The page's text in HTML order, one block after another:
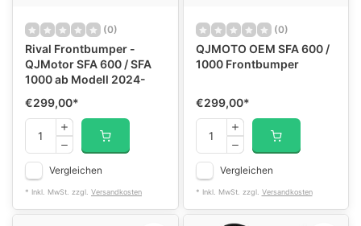
(0)
Rival Frontbumper -
QJMotor SFA 600 / SFA
1000 ab Modell 2024-
€299,00*
Vergleichen
* Inkl. MwSt. zzgl. Versandkosten
(0)
QJMOTO OEM SFA 600 /
1000 Frontbumper
€299,00*
Vergleichen
* Inkl. MwSt. zzgl. Versandkosten